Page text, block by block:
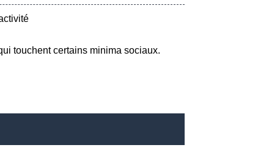
touchent certains minima sociaux.